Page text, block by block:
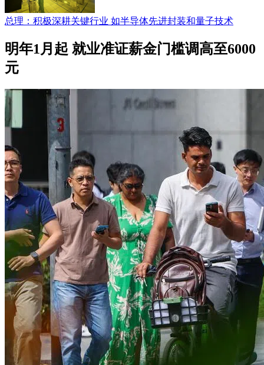
总理：积极深耕关键行业 如半导体先进封装和量子技术
明年1月起 就业准证薪金门槛调高至6000
元